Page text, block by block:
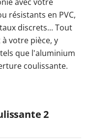
résistants en PVC,
discrets... Tout
votre pièce, y
que l'aluminium
coulissante.
2